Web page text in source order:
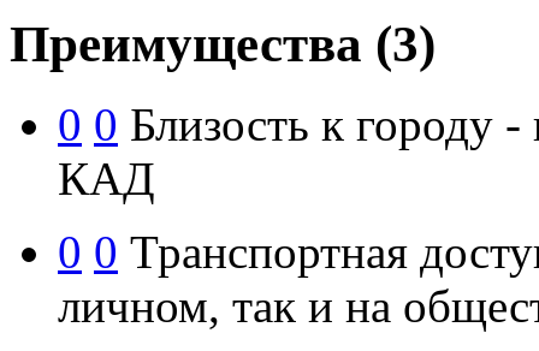
Преимущества (3)
0 0 Близость к городу
КАД
0 0 Транспортная
личном, так и на